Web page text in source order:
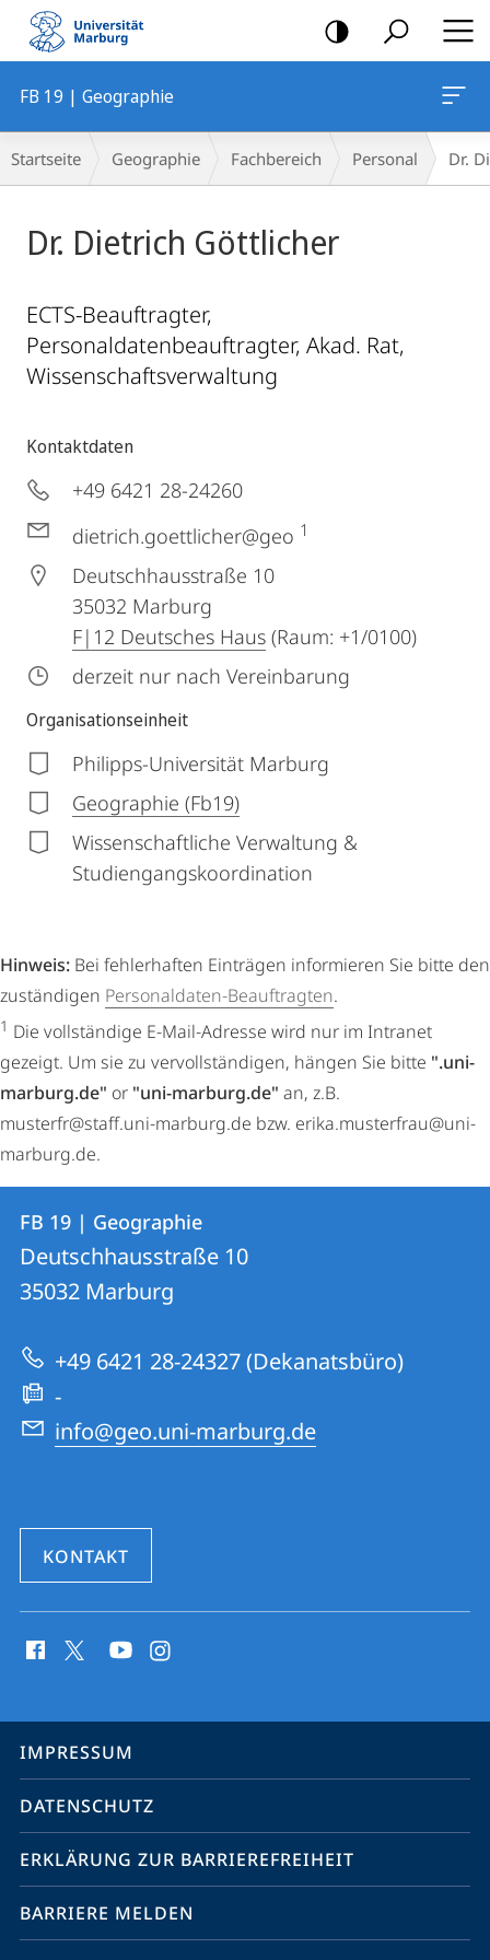
Mobile-
Navigation
FB 19 | Geographie
Breadcrumb-
Navigation
Startseite Geographie Fachbereich Personal Dr.
Dr. Dietrich Göttlicher
ECTS-Beauftragter,
Personaldatenbeauftragter, Akad. Rat,
Wissenschaftsverwaltung
Kontaktdaten
+49 6421 28-24260
dietrich.goettlicher@geo 1
Deutschhausstraße 10
35032 Marburg
F|12 Deutsches Haus (Raum: +1/0100)
derzeit nur nach Vereinbarung
Organisationseinheit
Philipps-Universität Marburg
Geographie (Fb19)
Wissenschaftliche Verwaltung &
Studiengangskoordination
Hinweis: Bei fehlerhaften Einträgen informieren Sie bitte den
zuständigen Personaldaten-Beauftragten.
1 Die vollständige E-Mail-Adresse wird nur im Intranet
gezeigt. Um sie zu vervollständigen, hängen Sie bitte ".uni-
marburg.de" or "uni-marburg.de" an, z.B.
musterfr@staff.uni-marburg.de bzw. erika.musterfrau@uni-
marburg.de.
Kontakt
und
Informationen
zur
Website
Kontaktinformationen
FB
19
Geographie
FB 19 | Geographie
Deutschhausstraße 10
35032 Marburg
+49 6421 28-24327 (Dekanatsbüro)
-
info@geo.uni-marburg.de
KONTAKT
Media
Service-
Navigation
IMPRESSUM
DATENSCHUTZ
ERKLÄRUNG ZUR BARRIEREFREIHEIT
BARRIERE MELDEN